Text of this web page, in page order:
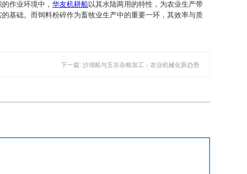
作业环境中， 华友机耕船以其水陆两用的特性，为农业生产带
基础。而饲料粉碎作为畜牧业生产中的重要一环，其效率与质
下一篇: 沙湖船与五谷杂粮加工：农业机械化新趋势